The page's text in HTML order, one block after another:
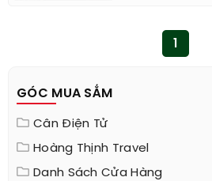
GÓC MUA SẮM
Cân Điện Tử
Hoàng Thịnh Travel
Danh Sách Cửa Hàng